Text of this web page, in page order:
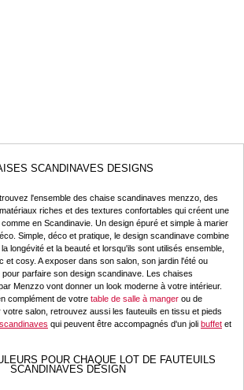
SCANDINAVES DESIGNS
l'ensemble des chaise scandinaves menzzo, des
riches et des textures confortables qui créent une
en Scandinavie. Un design épuré et simple à marier
Simple, déco et pratique, le design scandinave combine
longévité et la beauté et lorsqu'ils sont utilisés ensemble,
et cosy. A exposer dans son salon, son jardin l'été ou
parfaire son design scandinave. Les chaises
Menzzo vont donner un look moderne à votre intérieur.
complément de votre table de salle à manger ou de
salon, retrouvez aussi les fauteuils en tissu et pieds
qui peuvent être accompagnés d'un joli buffet et
POUR CHAQUE LOT DE FAUTEUILS
SCANDINAVES DESIGN